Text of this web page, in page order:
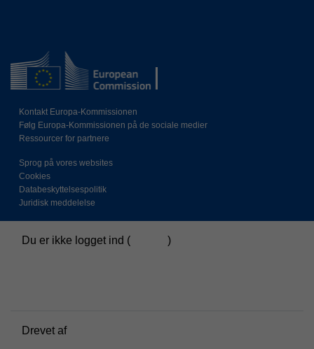
Kontakt Europa-Kommissionen
Følg Europa-Kommissionen på de sociale medier
Ressourcer for partnere
Sprog på vores websites
Cookies
Databeskyttelsespolitik
Juridisk meddelelse
Du er ikke logget ind (
)
Drevet af